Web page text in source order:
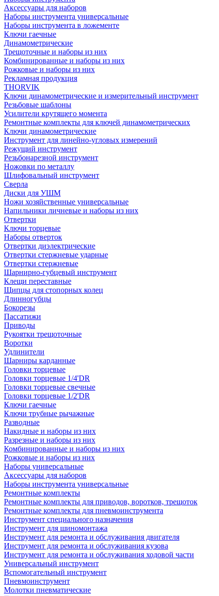
Аксессуары для наборов
Наборы инструмента универсальные
Наборы инструмента в ложементе
Ключи гаечные
Динамометрические
Трещоточные и наборы из них
Комбинированные и наборы из них
Рожковые и наборы из них
Рекламная продукция
THORVIK
Ключи динамометрические и измерительный инструмент
Резьбовые шаблоны
Усилители крутящего момента
Ремонтные комплекты для ключей динамометрических
Ключи динамометрические
Инструмент для линейно-угловых измерений
Режущий инструмент
Резьбонарезной инструмент
Ножовки по металлу
Шлифовальный инструмент
Сверла
Диски для УШМ
Ножи хозяйственные универсальные
Напильники личневые и наборы из них
Отвертки
Ключи торцевые
Наборы отверток
Отвертки диэлектрические
Отвертки стержневые ударные
Отвертки стержневые
Шарнирно-губцевый инструмент
Клещи переставные
Щипцы для стопорных колец
Длинногубцы
Бокорезы
Пассатижи
Приводы
Рукоятки трещоточные
Воротки
Удлинители
Шарниры карданные
Головки торцевые
Головки торцевые 1/4'DR
Головки торцевые свечные
Головки торцевые 1/2'DR
Ключи гаечные
Ключи трубные рычажные
Разводные
Накидные и наборы из них
Разрезные и наборы из них
Комбинированные и наборы из них
Рожковые и наборы из них
Наборы универсальные
Аксессуары для наборов
Наборы инструмента универсальные
Ремонтные комплекты
Ремонтные комплекты для приводов, воротков, трещоток
Ремонтные комплекты для пневмоинструмента
Инструмент специального назначения
Инструмент для шиномонтажа
Инструмент для ремонта и обслуживания двигателя
Инструмент для ремонта и обслуживания кузова
Инструмент для ремонта и обслуживания ходовой части
Универсальный инструмент
Вспомогательный инструмент
Пневмоинструмент
Молотки пневматические